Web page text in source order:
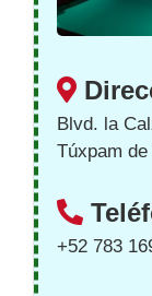
Blvd. la
Túxpam
+52 783